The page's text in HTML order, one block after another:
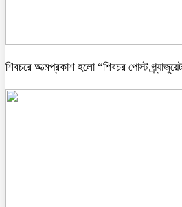
শিবচরে আত্মপ্রকাশ হলো “শিবচর পোস্ট গ্র্যাজুয়েট